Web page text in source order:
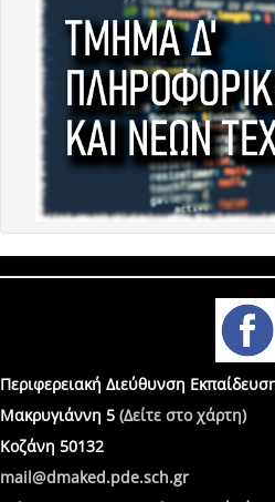
Περιφερειακή Διεύθυνση
Μακρυγιάννη 5 (Δείτε στο χάρτη)
Κοζάνη 50132
mail@dmaked.pde.sch.gr